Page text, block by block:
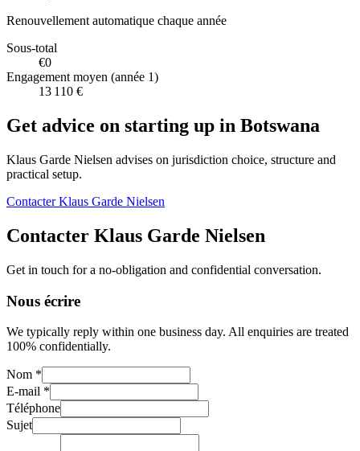
Renouvellement automatique chaque année
Sous-total
€0
Engagement moyen (année 1)
13 110 €
Get advice on starting up in Botswana
Klaus Garde Nielsen advises on jurisdiction choice, structure and
practical setup.
Contacter Klaus Garde Nielsen
Contacter Klaus Garde Nielsen
Get in touch for a no-obligation and confidential conversation.
Nous écrire
We typically reply within one business day. All enquiries are treated
100% confidentially.
Nom *
E-mail *
Téléphone
Sujet